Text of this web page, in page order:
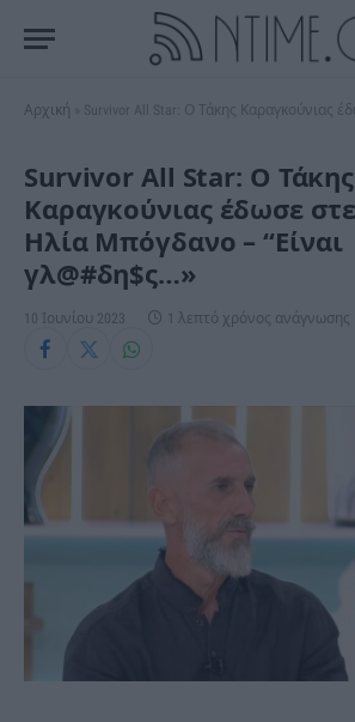
Αρχική Survivor All Star: Ο Τάκης Καραγκούνιας έδωσε στεγνά τον
Survivor All Star: Ο Τάκης
Καραγκούνιας έδωσε
Ηλία Μπόγδανο – “Είναι
γλ@#δη$ς…»
10 Ιουνίου 2023 1 λεπτό χρόνος ανάγνωσης